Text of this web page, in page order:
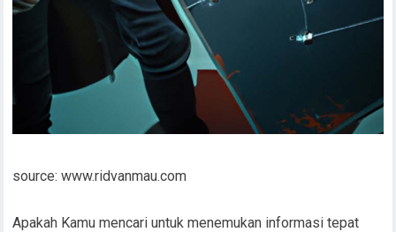
source: www.ridvanmau.com
Apakah Kamu mencari untuk menemukan informasi tepat